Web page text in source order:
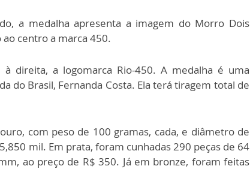
a medalha apresenta a imagem do Morro Dois
centro a marca 450.
à direita, a logomarca Rio-450. A medalha é uma
do Brasil, Fernanda Costa. Ela terá tiragem total de
com peso de 100 gramas, cada, e diâmetro de
mil. Em prata, foram cunhadas 290 peças de 64
ao preço de R$ 350. Já em bronze, foram feitas